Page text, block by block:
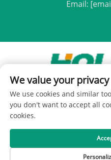
Email:
Avtorji pravic © 2025
d.o.o. -
We value your privacy
We use cookies and similar
you don't want to accept all
cookies.